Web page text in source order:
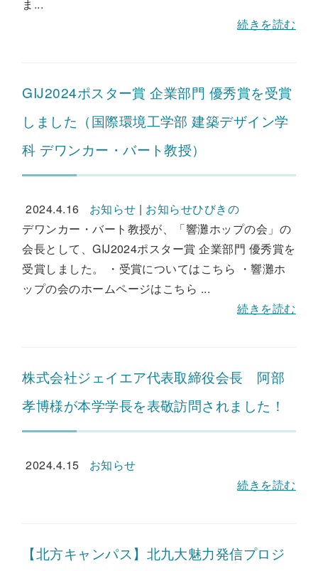
ま...
続きを読む
GIJ2024ポスター賞 企業部門 優秀賞を受賞
しました（国際環境工学部 建築デザイン学
科 デワンカー・バート教授）
2024.4.16 お知らせ | お知らせひびきの
デワンカー・バート教授が、「響灘ホップの会」の
会長として、GIJ2024ポスター賞 企業部門 優秀賞を
受賞しました。 ・受賞についてはこちら ・響灘ホ
ップの会のホームページはこちら ...
続きを読む
株式会社ジェイエア代表取締役会長 阿部
孝博様が本学学長を表敬訪問されました！
2024.4.15
お知らせ
続きを読む
【北方キャンパス】北九大魅力発信プロジ